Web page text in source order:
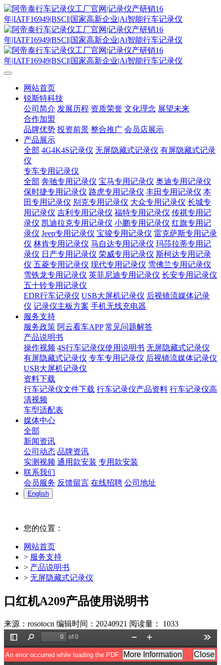
网站首页
锐斯特科技
公司简介 发展历程 资质荣誉 文化理念 展望未来
合作加盟
品牌优势 投资前景 整合推广 会员店展示
产品展示
全部 4G4K4S记录仪 无屏隐藏式记录仪 有屏隐藏式记录
仪
专车专用记录仪
全部 奔驰专用记录仪 宝马专用记录仪 奥迪专用记录仪
保时捷专用记录仪 路虎专用记录仪 丰田专用记录仪 本
田专用记录仪 别克专用记录仪 大众专用记录仪 长城专
用记录仪 吉利专用记录仪 福特专用记录仪 传祺专用记
录仪 凯迪拉克专用记录仪 小鹏专用记录仪 红旗专用记
录仪 Jeep专用记录仪 宝骏专用记录仪 雷克萨斯专用记录
仪 林肯专用记录仪 马自达专用记录仪 玛莎拉蒂专用记
录仪 日产专用记录仪 荣威专用记录仪 斯柯达专用记录
仪 五菱专用记录仪 现代专用记录仪 雪佛兰专用记录仪
雪铁龙专用记录仪 英菲尼迪专用记录仪 长安专用记录仪
五十铃专用记录仪
EDR行车记录仪 USB大屏机记录仪 后视镜流媒体记录
仪 记录仪主板方案 手机无线充电器
服务支持
服务政策 阿云看车APP 常见问题解答
产品说明书
操作视频 4S行车记录仪使用说明书 无屏隐藏式记录仪
有屏隐藏式记录仪 专车专用记录仪 后视镜流媒体记录仪
USB大屏机记录仪
资料下载
行车记录仪文件下载 行车记录仪产品资料 行车记录仪高
清视频
车型适配表
媒体中心
全部
新闻资讯
公司动态 品牌资讯
实测视频 通用款安装 专用款安装
联系我们
会员服务 反馈留言 在线招聘 公司地址
English
您的位置：
网站首页
> 服务支持
> 产品说明书
> 无屏隐藏式记录仪
口红机A209产品使用说明书
来源：rosotocn 编辑时间：20240921 阅读量： 1033